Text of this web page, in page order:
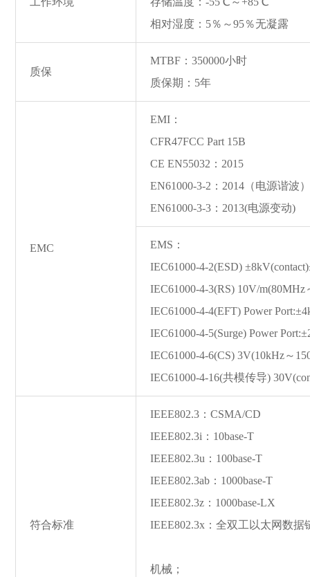
相对湿度：5％～95％无凝露
质保
MTBF：350000小时
质保期：5年
EMC
EMI：
CFR47FCC Part 15B
CE EN55032：2015
EN61000-3-2：2014（电源谐波
EN61000-3-3：2013(电源变动)
EMS：
IEC61000-4-2(ESD)
IEC61000-4-3(RS) 10V/m(80MHz
IEC61000-4-4(EFT) Power
IEC61000-4-5(Surge) Power
IEC61000-4-6(CS) 3V(10kHz～
IEC61000-4-16(共模传导)
符合标准
IEEE802.3：CSMA/CD
IEEE802.3i：10base-T
IEEE802.3u：100base-T
IEEE802.3ab：1000base-T
IEEE802.3z：1000base-LX
IEEE802.3x：全双工以太网数据
机械；